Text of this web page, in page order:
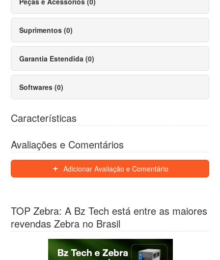
Suprimentos (0)
Garantia Estendida (0)
Softwares (0)
Características
Avaliações e Comentários
Adicionar Avaliação e Comentário
TOP Zebra: A Bz Tech está entre as maiores
revendas Zebra no Brasil